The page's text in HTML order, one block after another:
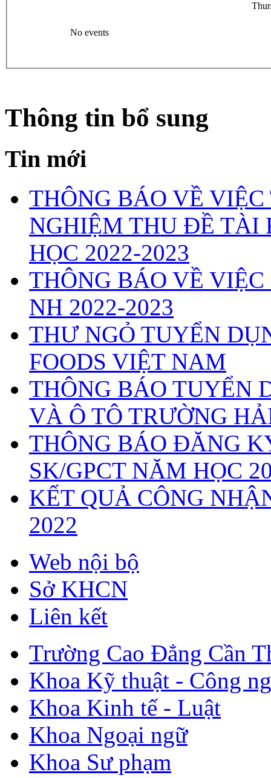
No events
Thông tin bổ sung
Tin mới
THÔNG BÁO VỀ
NGHIỆM THU ĐỀ TÀI
HỌC 2022-2023
THÔNG BÁO VỀ
NH 2022-2023
THƯ NGỎ TUYỂN
FOODS VIỆT NAM
THÔNG BÁO TUYỂN
VÀ Ô TÔ TRƯỜNG
THÔNG BÁO ĐĂNG
SK/GPCT NĂM HỌC
KẾT QUẢ CÔNG
2022
Web nội bộ
Sở KHCN
Liên kết
Trường Cao Đẳng Cần
Khoa Kỹ thuật - Công
Khoa Kinh tế - Luật
Khoa Ngoại ngữ
Khoa Sư phạm